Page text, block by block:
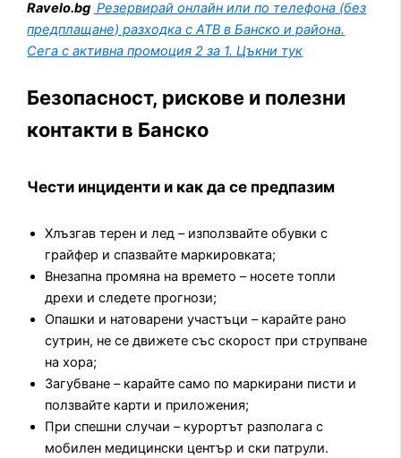
Ravelo.bg Резервирайонлайн или по телефона (без
предплащане) разходка с АТВв Банско и района.
Сега с активна промоция 2 за 1. Цъкни тук
Безопасност, рискове и полезни
контакти в Банско
Чести инциденти и как да се предпазим
Хлъзгав терен и лед – използвайте обувки с
грайфер и спазвайте маркировката;
Внезапна промяна на времето – носете топли
дрехи и следете прогнози;
Опашки и натоварени участъци – карайте рано
сутрин, не се движете със скорост при струпване
на хора;
Загубване – карайте само по маркирани писти и
ползвайте карти и приложения;
При спешни случаи – курортът разполага с
мобилен медицински център и ски патрули.